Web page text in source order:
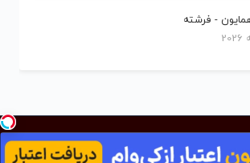
- فرشته
نیلو موزیک محفوظ است.